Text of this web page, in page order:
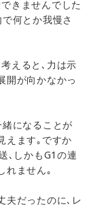
きませんでした
何とか我慢さ
えると､力は示
開が向かなかっ
になることが
えます｡ですか
､しかもG1の連
れません｡
夫だったのに､レ